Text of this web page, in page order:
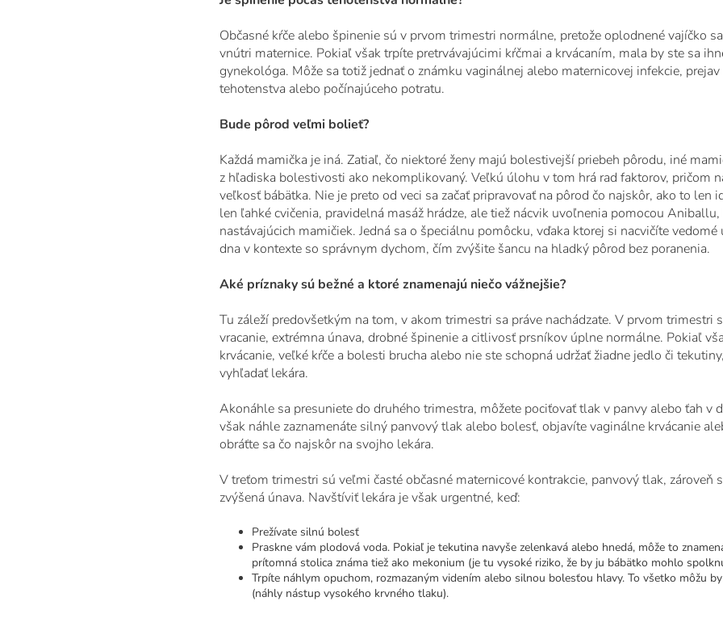
Občasné kŕče alebo špinenie sú v prvom trimestri normálne, pretože oplodnené vajíčko
vnútri maternice. Pokiaľ však trpíte pretrvávajúcimi kŕčmai a krvácaním, mala by ste sa
gynekológa. Môže sa totiž jednať o známku vaginálnej alebo maternicovej infekcie,
tehotenstva alebo počínajúceho potratu.
Bude pôrod veľmi bolieť?
Každá mamička je iná. Zatiaľ, čo niektoré ženy majú bolestivejší priebeh pôrodu, iné
z hľadiska bolestivosti ako nekomplikovaný. Veľkú úlohu v tom hrá rad faktorov, pričom
veľkosť bábätka. Nie je preto od veci sa začať pripravovať na pôrod čo najskôr, ako to len
len ľahké cvičenia, pravidelná masáž hrádze, ale tiež nácvik uvoľnenia pomocou
nastávajúcich mamičiek. Jedná sa o špeciálnu pomôcku, vďaka ktorej si nacvičíte
dna v kontexte so správnym dychom, čím zvýšite šancu na hladký pôrod bez poranenia.
Aké príznaky sú bežné a ktoré znamenajú niečo vážnejšie?
Tu záleží predovšetkým na tom, v akom trimestri sa práve nachádzate. V prvom trimestri
vracanie, extrémna únava, drobné špinenie a citlivosť prsníkov úplne normálne. Pokiaľ
krvácanie, veľké kŕče a bolesti brucha alebo nie ste schopná udržať žiadne jedlo či
vyhľadať lekára.
Akonáhle sa presuniete do druhého trimestra, môžete pociťovať tlak v panvy alebo ťah v
však náhle zaznamenáte silný panvový tlak alebo bolesť, objavíte vaginálne krvácanie
obráťte sa čo najskôr na svojho lekára.
V treťom trimestri sú veľmi časté občasné maternicové kontrakcie, panvový tlak, zároveň
zvýšená únava. Navštíviť lekára je však urgentné, keď:
Prežívate silnú bolesť
Praskne vám plodová voda. Pokiaľ je tekutina navyše zelenkavá alebo hnedá, môže to
prítomná stolica známa tiež ako mekonium (je tu vysoké riziko, že by ju bábätko mohlo
Trpíte náhlym opuchom, rozmazaným videním alebo silnou bolesťou hlavy. To všetko môžu
(náhly nástup vysokého krvného tlaku).